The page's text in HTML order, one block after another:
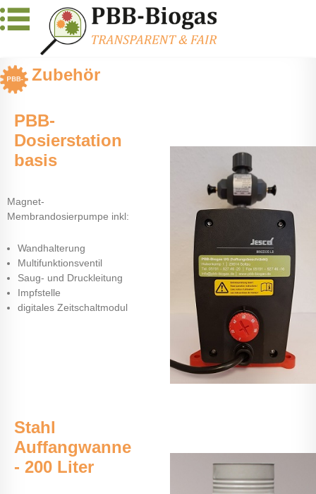
Zubehör
PBB-
Dosierstation
basis
Magnet-
Membrandosierpumpe inkl:
Wandhalterung
Multifunktionsventil
Saug- und Druckleitung
Impfstelle
digitales Zeitschaltmodul
Stahl
Auffangwanne
- 200 Liter